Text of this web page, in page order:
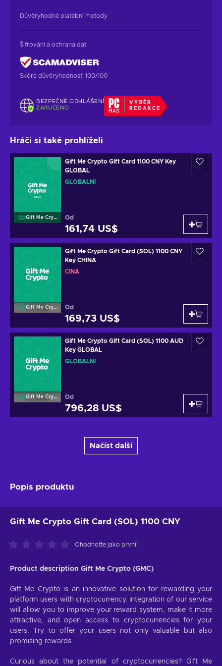
Důvěryhodné platební metody
Šifrování a ochrana dat
Skóre důvěryhodnosti 100/100
BEZPEČNÉ ODHLÁŠENÍ
ZARUČENO
VÝBĚR
REDAKCE
Hráči si také prohlíželi
Gift Me Crypto
Gift Me Crypto Gift Card 1100 CNY Key
GLOBAL
GLOBÁLNÍ
Od
161,74 US$
Gift Me Crypto
Gift Me Crypto Gift Card (SOL) 1100 CNY
Key CHINA
ČÍNA
Od
169,73 US$
Gift Me Crypto
Gift Me Crypto Gift Card (SOL) 1100 AUD
Key GLOBAL
GLOBÁLNÍ
Od
796,28 US$
Načíst další
Popis produktu
Gift Me Crypto Gift Card (SOL) 1100 CNY
Ohodnoťte jako první!
Product description Gift Me Crypto (GMC)
Gift Me Crypto is an innovative solution for rewarding your
platform users with cryptocurrency. Integration of our service
will allow you to improve your reward system, make it more
attractive, and open access to cryptocurrencies for your
users. Try to offer your users not only valuable but also
promising rewards.
Curious about the potential of cryptocurrencies? Gift Me